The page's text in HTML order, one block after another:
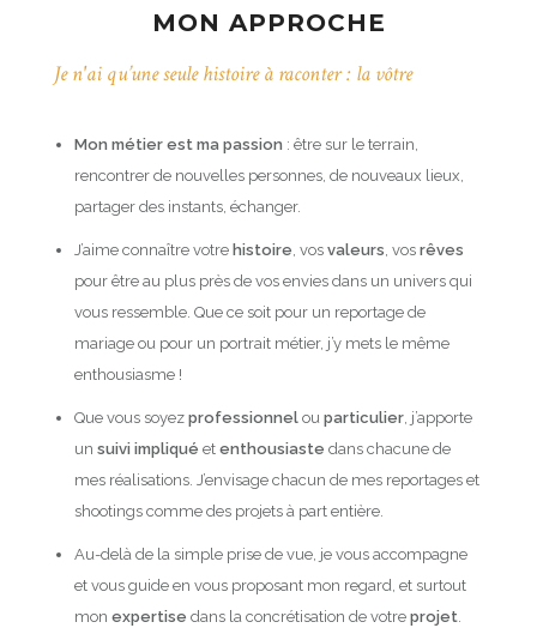
MON APPROCHE
Je n'ai qu’une seule histoire à raconter : la vôtre
Mon métier est ma passion : être sur le terrain,
rencontrer de nouvelles personnes, de nouveaux lieux,
partager des instants, échanger.
J’aime connaître votre histoire , vos valeurs , vos rêves
pour être au plus près de vos envies dans un univers qui
vous ressemble. Que ce soit pour un reportage de
mariage ou pour un portrait métier, j’y mets le même
enthousiasme !
Que vous soyez professionnelou particulier, j’apporte
un suivi impliqué etenthousiaste dans chacune de
mes réalisations. J’envisage chacun de mes reportages et
shootings comme des projets à part entière.
Au-delà de la simple prise de vue, je vous accompagne
et vous guide en vous proposant mon regard, et surtout
mon expertise dans la concrétisation de votre projet.